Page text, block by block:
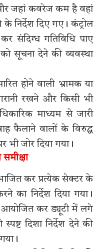
जहां कवरेज कम है वहां
निर्देश दिए गए। कंट्रोल
संदिग्ध गतिविधि पाए
सूचना देने की व्यवस्था
होने वाली भ्रामक या
रखने और किसी भी
माध्यम से जारी
फैलाने वालों के विरुद्ध
भी जोर दिया गया।
कर प्रत्येक सेक्टर के
का निर्देश दिया गया।
आयोजित कर ड्यूटी में लगे
दिशा निर्देश देने की